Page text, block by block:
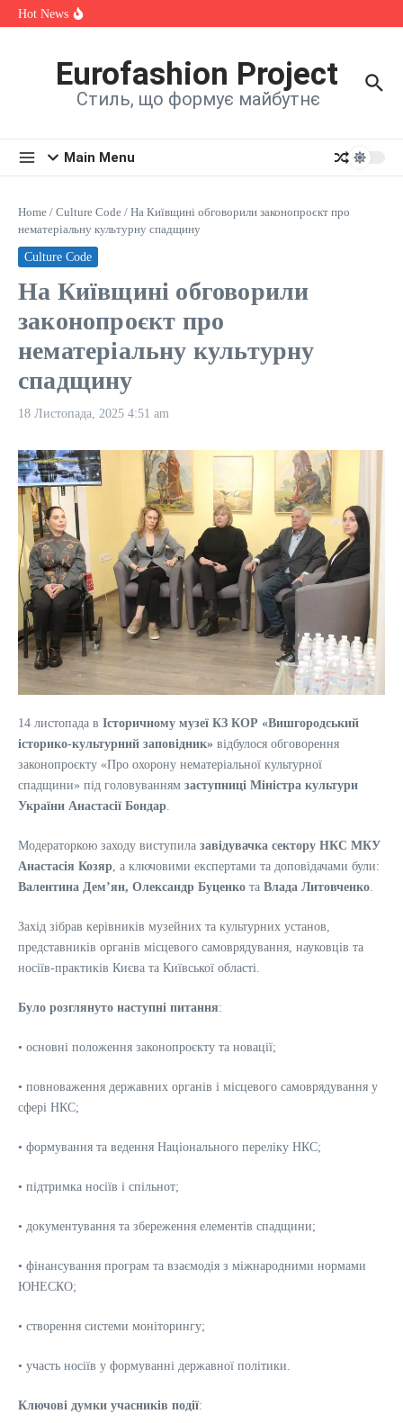
Skip to content
Hot News
Show
шанувальникам новий хіт літа
Eurofashion Project
Стиль, що формує майбутнє
Main Menu
Home / Culture Code / На Київщині обговорили законопроєкт про
нематеріальну культурну спадщину
Culture Code
На Київщині обговорили
законопроєкт про
нематеріальну культурну
спадщину
18 Листопада, 2025 4:51 am
14 листопада в Історичному музеї КЗ КОР «Вишгородський
історико-культурний заповідник» відбулося обговорення
законопроєкту «Про охорону нематеріальної культурної
спадщини» під головуванням заступниці Міністра культури
України Анастасії Бондар.
Модераторкою заходу виступила завідувачка сектору НКС МКУ
Анастасія Козяр, а ключовими експертами та доповідачами були:
Валентина Демʼян, Олександр Буценко та Влада Литовченко.
Захід зібрав керівників музейних та культурних установ,
представників органів місцевого самоврядування, науковців та
носіїв-практиків Києва та Київської області.
Було розглянуто наступні питання:
• основні положення законопроєкту та новації;
• повноваження державних органів і місцевого самоврядування у
сфері НКС;
• формування та ведення Національного переліку НКС;
• підтримка носіїв і спільнот;
• документування та збереження елементів спадщини;
• фінансування програм та взаємодія з міжнародними нормами
ЮНЕСКО;
• створення системи моніторингу;
• участь носіїв у формуванні державної політики.
Ключові думки учасників події: